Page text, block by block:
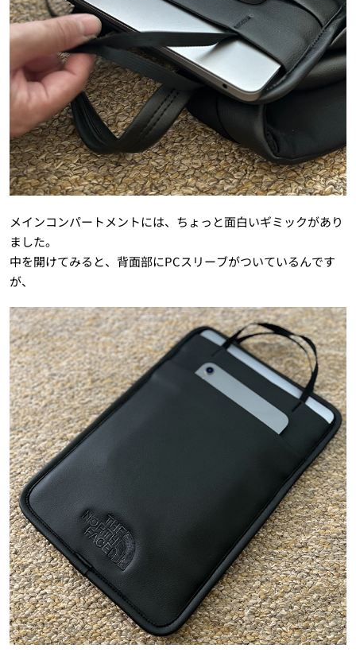
メインコンパートメントには、ちょっと面白いギミックがあり
ました。
中を開けてみると、背面部にPCスリーブがついているんです
が、